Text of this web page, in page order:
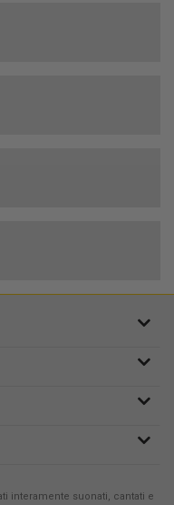
interamente suonati, cantati e